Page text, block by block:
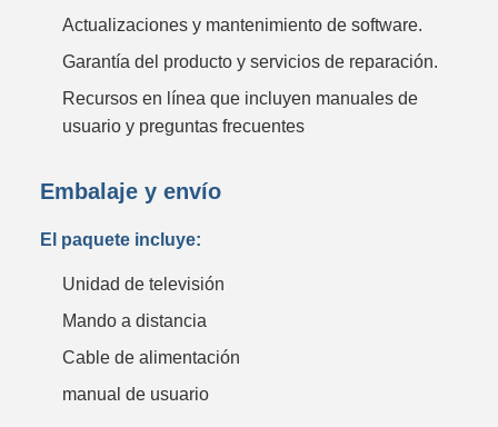
Actualizaciones y mantenimiento de software.
Garantía del producto y servicios de reparación.
Recursos en línea que incluyen manuales de
usuario y preguntas frecuentes
Embalaje y envío
El paquete incluye:
Unidad de televisión
Mando a distancia
Cable de alimentación
manual de usuario